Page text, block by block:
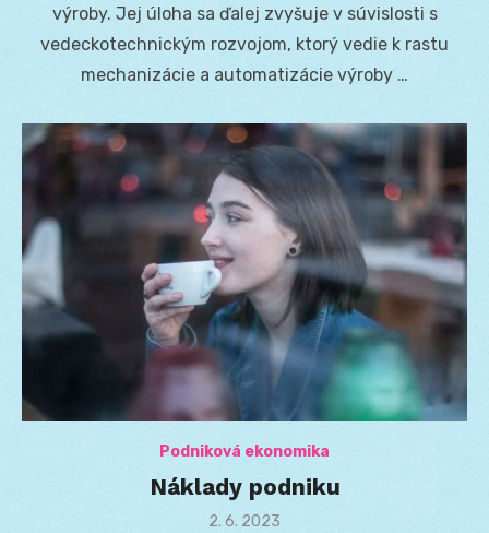
výroby. Jej úloha sa ďalej zvyšuje v súvislosti s
vedeckotechnickým rozvojom, ktorý vedie k rastu
mechanizácie a automatizácie výroby …
Podniková ekonomika
Náklady podniku
Posted
2. 6. 2023